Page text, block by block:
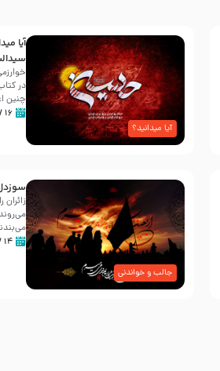
آیا میدانید؟
آیا
در
چنین
۱۶ /۰۵/ ۱۴۰۵
جالب و خواندنی
۱۴ /۰۵/ ۱۴۰۵